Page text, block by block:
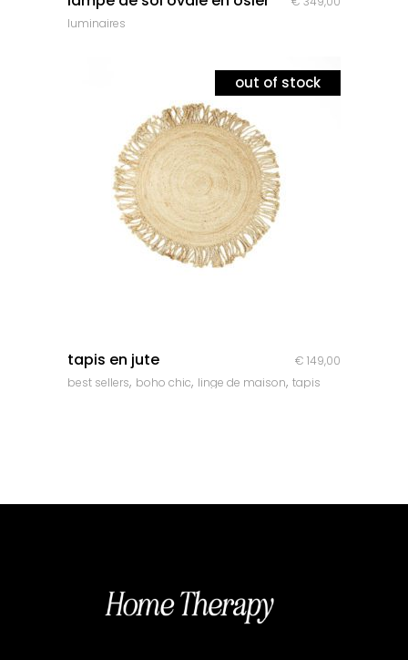
luminaires
out of stock
tapis en jute € 149,00
best sellers, boho chic, linge de maison, tapis